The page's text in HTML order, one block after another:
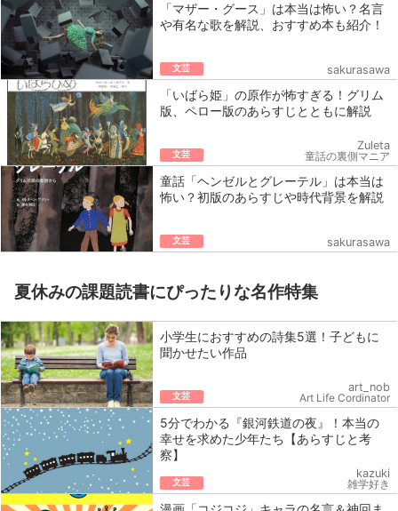
「マザー・グース」は本当は怖い？名言
や有名な歌を解説、おすすめ本も紹介！
文芸 sakurasawa
「いばら姫」の原作が怖すぎる！グリム
版、ペロー版のあらすじとともに解説
文芸
Zuleta
童話の裏側マニア
童話「ヘンゼルとグレーテル」は本当は
怖い？初版のあらすじや時代背景を解説
文芸 sakurasawa
夏休みの課題読書にぴったりな名作特集
小学生におすすめの詩集5選！子どもに
聞かせたい作品
文芸
art_nob
Art Life Cordinator
5分でわかる『銀河鉄道の夜』！本当の
幸せを求めた少年たち【あらすじと考
察】
文芸
kazuki
雑学好き